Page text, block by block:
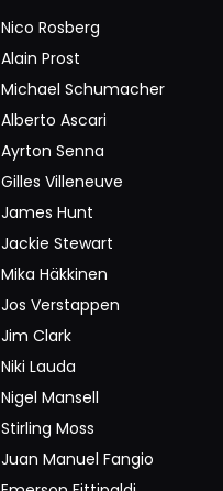
Nico Rosberg
Alain Prost
Michael Schumacher
Alberto Ascari
Ayrton Senna
Gilles Villeneuve
James Hunt
Jackie Stewart
Mika Häkkinen
Jos Verstappen
Jim Clark
Niki Lauda
Nigel Mansell
Stirling Moss
Juan Manuel Fangio